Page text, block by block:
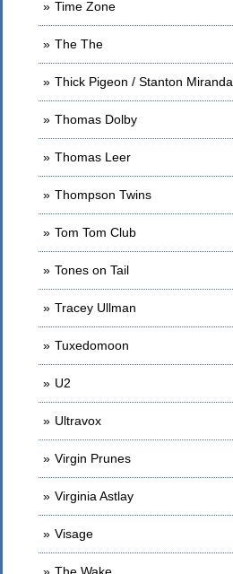
Time Zone
The The
Thick Pigeon / Stanton Miranda
Thomas Dolby
Thomas Leer
Thompson Twins
Tom Tom Club
Tones on Tail
Tracey Ullman
Tuxedomoon
U2
Ultravox
Virgin Prunes
Virginia Astlay
Visage
The Wake